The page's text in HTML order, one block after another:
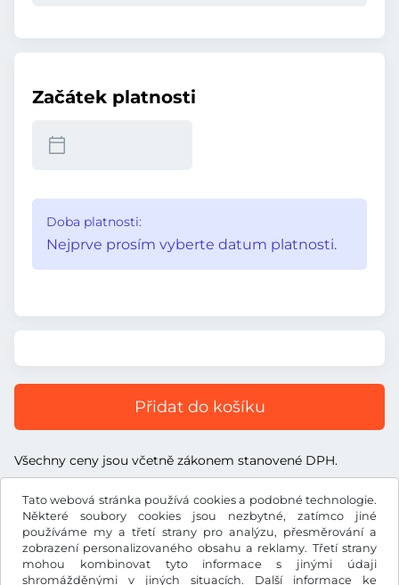
Tato webová stránka používá cookies a podobné technologie.
Některé soubory cookies jsou nezbytné, zatímco jiné
používáme my a třetí strany pro analýzu, přesměrování a
zobrazení personalizovaného obsahu a reklamy. Třetí strany
mohou kombinovat tyto informace s jinými údaji
shromážděnými v jiných situacích. Další informace ke
Začátek platnosti
Doba platnosti:
Nejprve prosím vyberte datum platnosti.
Přidat do košíku
Všechny ceny jsou včetně zákonem stanovené DPH.
£GBP